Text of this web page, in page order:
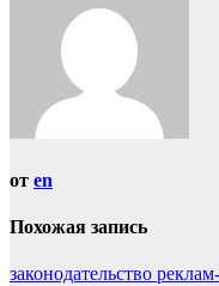
от en
Похожая запись
законодательство